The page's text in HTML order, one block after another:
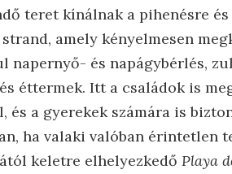
teret kínálnak a pihenésre
amely kényelmesen
napernyő- és napágybérlés,
éttermek. Itt a családok is
és a gyerekek számára is
ha valaki valóban érintetlen
keletre elhelyezkedő Playa